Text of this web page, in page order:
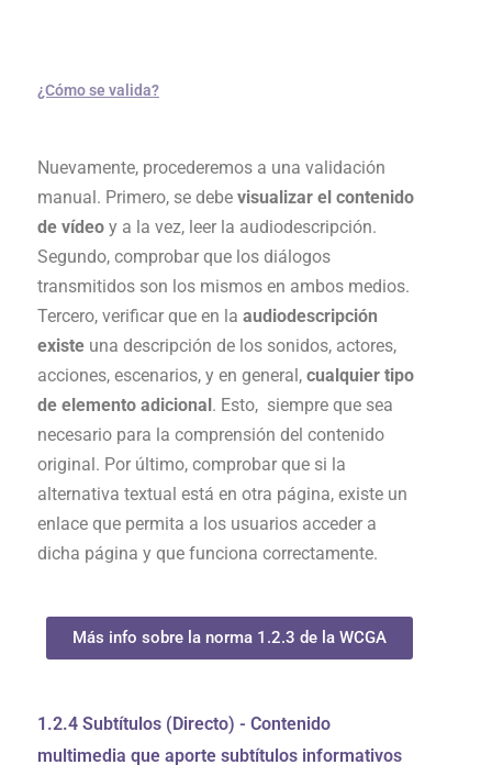
¿Cómo se valida?
Nuevamente, procederemos a una validación
manual. Primero, se debe visualizar el contenido
de vídeo y a la vez, leer la audiodescripción.
Segundo, comprobar que los diálogos
transmitidos son los mismos en ambos medios.
Tercero, verificar que en la audiodescripción
existe una descripción de los sonidos, actores,
acciones, escenarios, y en general, cualquier tipo
de elemento adicional . Esto, siempre que sea
necesario para la comprensión del contenido
original. Por último, comprobar que si la
alternativa textual está en otra página, existe un
enlace que permita a los usuarios acceder a
dicha página y que funciona correctamente.
Más info sobre la norma 1.2.3 de la WCGA
1.2.4 Subtítulos (Directo) - Contenido
multimedia que aporte subtítulos informativos